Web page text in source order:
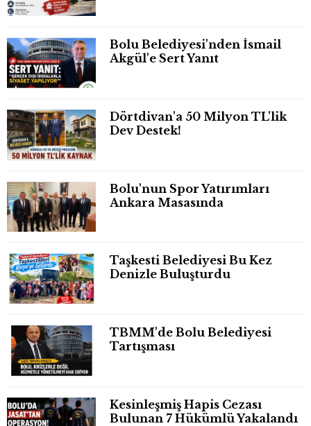
Bolu Belediyesi'nden İsmail
Akgül'e Sert Yanıt
Dörtdivan'a 50 Milyon TL'lik
Dev Destek!
Bolu'nun Spor Yatırımları
Ankara Masasında
Taşkesti Belediyesi Bu Kez
Denizle Buluşturdu
TBMM'de Bolu Belediyesi
Tartışması
Kesinleşmiş Hapis Cezası
Bulunan 7 Hükümlü Yakalandı